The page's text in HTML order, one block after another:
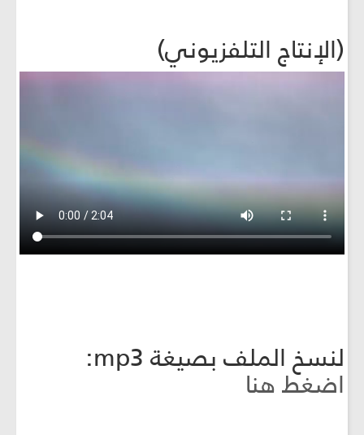
(الإنتاج التلفزيوني)
لنسخ الملف بصيغة mp3:
اضغط هنا